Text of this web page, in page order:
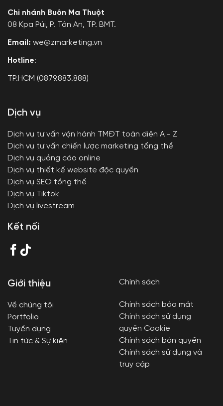
Chi nhánh Buôn Ma Thuột
08 Kpa Púi, P. Tân An, TP. BMT.
Email: we@zmarketing.vn
Hotline:
TP.HCM (0879.883.888)
Dịch vụ
Dịch vụ tư vấn vận hành TMĐT toàn diện A - Z
Dịch vụ tư vấn chiến lược marketing tổng thể
Dịch vụ quảng cáo online
Dịch vụ thiết kế website độc quyền
Dịch vụ SEO tổng thể
Dịch vụ Tiktok
Dịch vụ livestream
Kết nối
Giới thiệu
Về chúng tôi
Portfolio
Tuyển dụng
Tin tức & Sự kiện
Chính sách
Chính sách bảo mật
Chính sách sử dụng
quyền Cookie
Chính sách bản quyền
Chính sách sử dụng và
truy cập